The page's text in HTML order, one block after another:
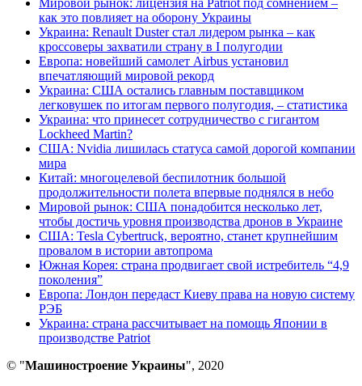
как это повлияет на оборону Украины
Украина: Renault Duster стал лидером рынка – как
кроссоверы захватили страну в I полугодии
Европа: новейший самолет Airbus установил
впечатляющий мировой рекорд
Украина: США остались главным поставщиком
легковушек по итогам первого полугодия, – статистика
Украина: что принесет сотрудничество с гигантом
Lockheed Martin?
США: Nvidia лишилась статуса самой дорогой компании
мира
Китай: многоцелевой беспилотник большой
продолжительности полета впервые поднялся в небо
Мировой рынок: США понадобится несколько лет,
чтобы достичь уровня производства дронов в Украине
США: Tesla Cybertruck, вероятно, станет крупнейшим
провалом в истории автопрома
Южная Корея: страна продвигает свой истребитель “4,9
поколения”
Европа: Лондон передаст Киеву права на новую систему
РЭБ
Украина: страна рассчитывает на помощь Японии в
производстве Patriot
© "Машиностроение Украины", 2020